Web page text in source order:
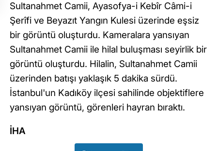
Sultanahmet Camii, Ayasofya-i Kebîr Câmi-i
Şerîfi ve Beyazıt Yangın Kulesi üzerinde eşsiz
bir görüntü oluşturdu. Kameralara yansıyan
Sultanahmet Camii ile hilal buluşması seyirlik bir
görüntü oluşturdu. Hilalin, Sultanahmet Camii
üzerinden batışı yaklaşık 5 dakika sürdü.
İstanbul'un Kadıköy ilçesi sahilinde objektiflere
yansıyan görüntü, görenleri hayran bıraktı.
İHA